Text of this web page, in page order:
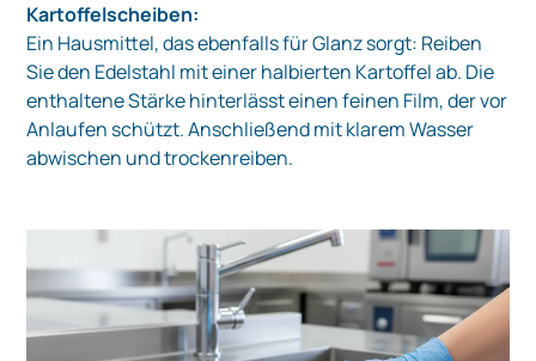
Kartoffelscheiben:
Ein Hausmittel, das ebenfalls für Glanz sorgt: Reiben
Sie den Edelstahl mit einer halbierten Kartoffel ab. Die
enthaltene Stärke hinterlässt einen feinen Film, der vor
Anlaufen schützt. Anschließend mit klarem Wasser
abwischen und trockenreiben.